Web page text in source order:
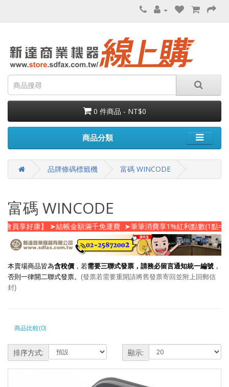
0 件商品 - NT$0
商品分類
品牌條碼標籤機 富碼 WINCODE
富碼 WINCODE
員享好康】 ➤結帳金額滿千免運費 ➤筆筆消費享1%紅利點數(1點
本賣場商品皆為含稅價 ，若需要三聯式發票，請務必留言通知統一編號 ，
否則一律開二聯式發票。 (發票若需要重開請將舊發票寄回並附上回郵信
封)
商品比較(0)
排序方式: 顯示: